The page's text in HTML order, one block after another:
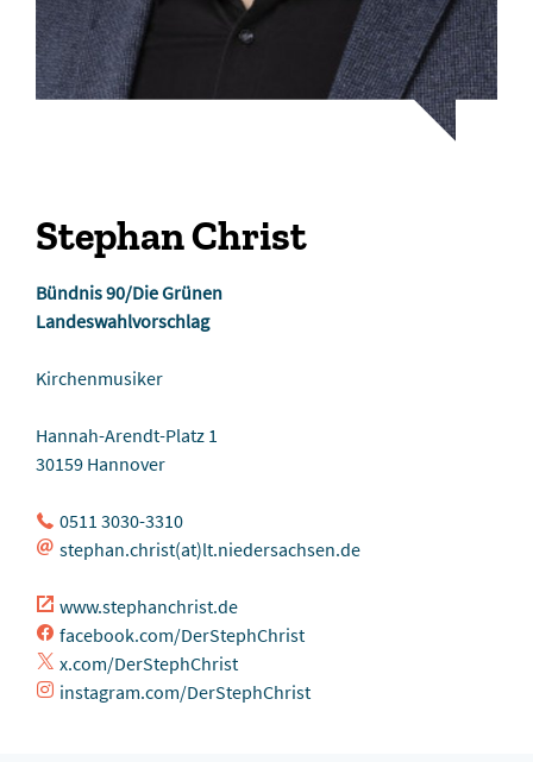
Stephan Christ
Bündnis 90/Die Grünen
Landeswahlvorschlag
Kirchenmusiker
Hannah-Arendt-Platz 1
30159 Hannover
0511 3030-3310
stephan.christ(at)lt.niedersachsen.de
www.stephanchrist.de
facebook.com/DerStephChrist
x.com/DerStephChrist
instagram.com/DerStephChrist